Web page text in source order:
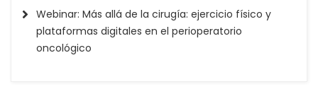
Webinar: Más allá de la cirugía: ejercicio físico y
plataformas digitales en el perioperatorio
oncológico